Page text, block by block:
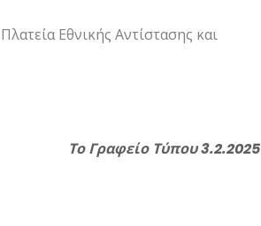
Εθνικής Αντίστασης και
Το Γραφείο Τύπου3.2.2025